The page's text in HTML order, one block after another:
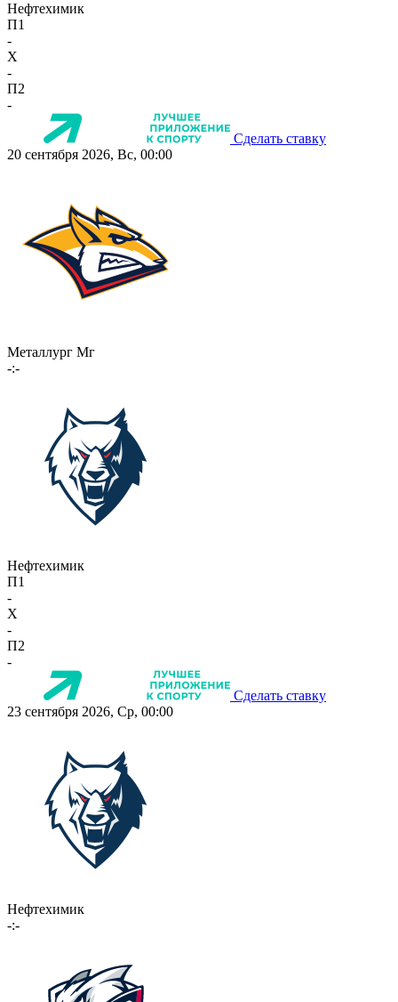
Нефтехимик
П1
-
X
-
П2
-
Сделать ставку
20 сентября 2026, Вс, 00:00
Металлург Мг
-:-
Нефтехимик
П1
-
X
-
П2
-
Сделать ставку
23 сентября 2026, Ср, 00:00
Нефтехимик
-:-